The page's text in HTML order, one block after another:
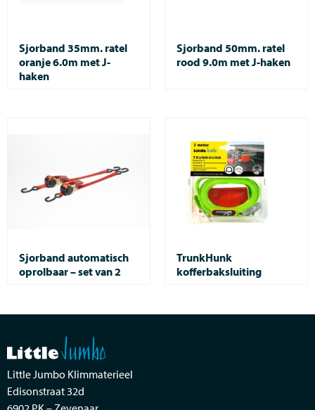
Sjorband 35mm. ratel
oranje 6.0m met J-
haken
Sjorband 50mm. ratel
rood 9.0m met J-haken
Sjorband automatisch
oprolbaar – set van 2
TrunkHunk
kofferbaksluiting
Little Jumbo Klimmaterieel
Edisonstraat 32d